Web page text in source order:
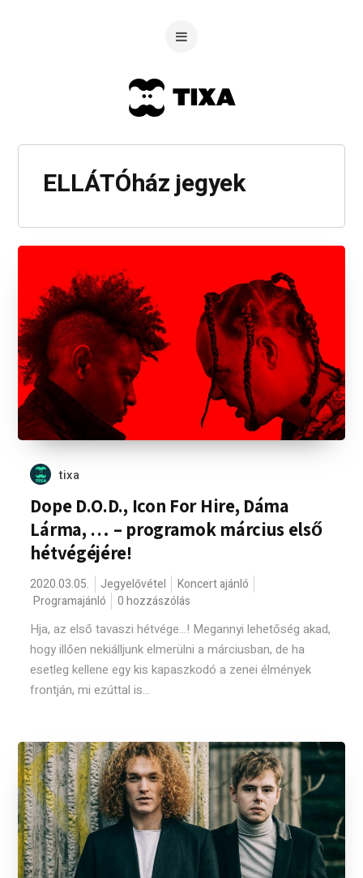
ELLÁTÓház jegyek
tixa
Dope D.O.D., Icon For Hire, Dáma
Lárma, … – programok március első
hétvégéjére!
2020.03.05. Jegyelővétel
Koncert ajánló
Programajánló
0 hozzászólás
Hja, az első tavaszi hétvége...! Megannyi lehetőség akad,
hogy illően nekiálljunk elmerülni a márciusban, de ha
esetleg kellene egy kis kapaszkodó a zenei élmények
frontján, mi ezúttal is...